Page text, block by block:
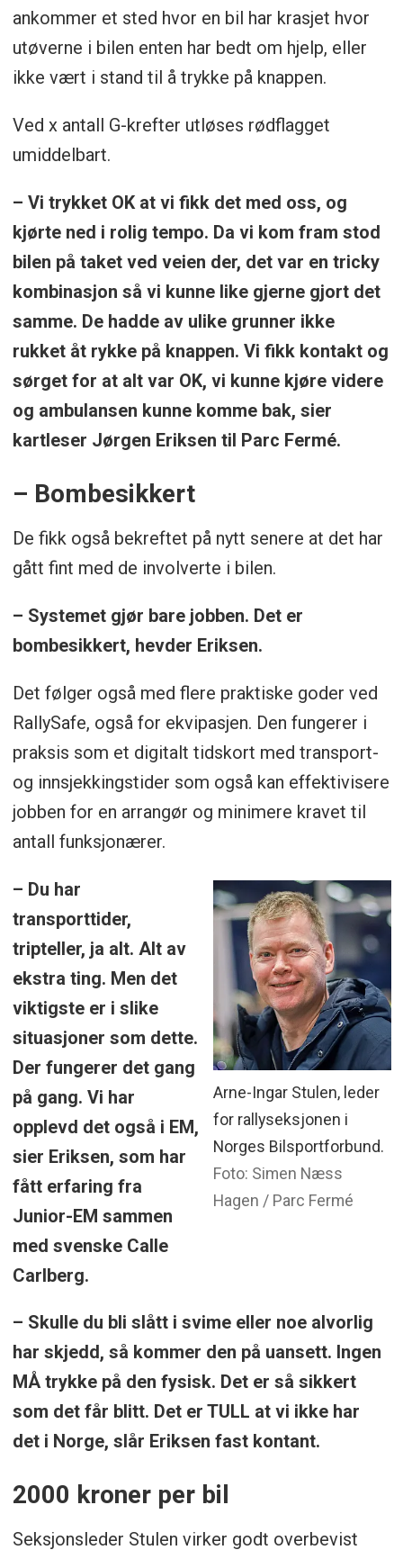
ankommer et sted hvor en bil har krasjet hvor
utøverne i bilen enten har bedt om hjelp, eller
ikke vært i stand til å trykke på knappen.
Ved x antall G-krefter utløses rødflagget
umiddelbart.
– Vi trykket OK at vi fikk det med oss, og
kjørte ned i rolig tempo. Da vi kom fram stod
bilen på taket ved veien der, det var en tricky
kombinasjon så vi kunne like gjerne gjort det
samme. De hadde av ulike grunner ikke
rukket åt rykke på knappen. Vi fikk kontakt og
sørget for at alt var OK, vi kunne kjøre videre
og ambulansen kunne komme bak, sier
kartleser Jørgen Eriksen til Parc Fermé.
– Bombesikkert
De fikk også bekreftet på nytt senere at det har
gått fint med de involverte i bilen.
– Systemet gjør bare jobben. Det er
bombesikkert, hevder Eriksen.
Det følger også med flere praktiske goder ved
RallySafe, også for ekvipasjen. Den fungerer i
praksis som et digitalt tidskort med transport-
og innsjekkingstider som også kan effektivisere
jobben for en arrangør og minimere kravet til
antall funksjonærer.
Arne-Ingar Stulen, leder
for rallyseksjonen i
Norges Bilsportforbund.
Foto: Simen Næss
Hagen / Parc Fermé
– Du har
transporttider,
tripteller, ja alt. Alt av
ekstra ting. Men det
viktigste er i slike
situasjoner som dette.
Der fungerer det gang
på gang. Vi har
opplevd det også i EM,
sier Eriksen, som har
fått erfaring fra
Junior-EM sammen
med svenske Calle
Carlberg.
– Skulle du bli slått i svime eller noe alvorlig
har skjedd, så kommer den på uansett. Ingen
MÅ trykke på den fysisk. Det er så sikkert
som det får blitt. Det er TULL at vi ikke har
det i Norge, slår Eriksen fast kontant.
2000 kroner per bil
Seksjonsleder Stulen virker godt overbevist